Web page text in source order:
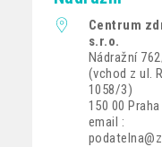
Centrum
s.r.o.
Nádražní
(vchod z ul.
1058/3)
150 00
email :